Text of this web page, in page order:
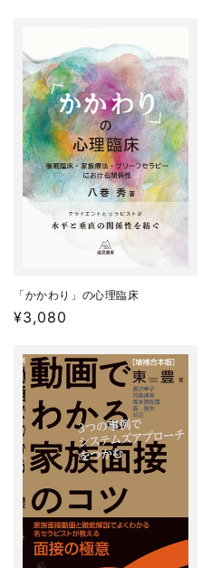
格
「かかわり」の心理臨床
通
価
格
¥3,080